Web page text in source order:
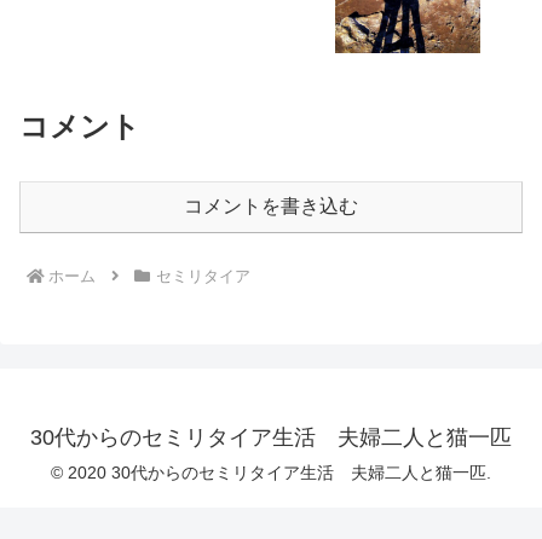
コメント
コメントを書き込む
ホーム セミリタイア
30代からのセミリタイア生活 夫婦二人と猫一匹
© 2020 30代からのセミリタイア生活 夫婦二人と猫一匹.